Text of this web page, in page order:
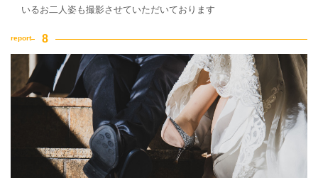
いるお二人姿も撮影させていただいております